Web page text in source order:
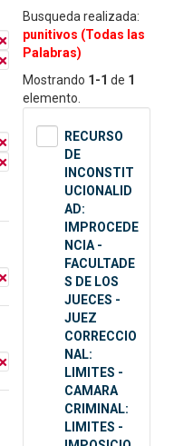
Busqueda realizada:
punitivos (Todas las
Palabras)
Mostrando 1-1 de 1
elemento.
RECURSO
DE
INCONSTIT
UCIONALID
AD:
IMPROCEDE
NCIA -
FACULTADE
S DE LOS
JUECES -
JUEZ
CORRECCIO
NAL:
LIMITES -
CAMARA
CRIMINAL:
LIMITES -